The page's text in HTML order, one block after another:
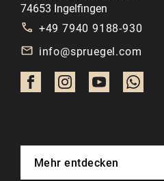
74653 Ingelfingen
+49 7940 9188-930
info@spruegel.com
Mehr entdecken